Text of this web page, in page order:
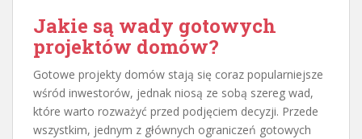
Jakie są wady gotowych
projektów domów?
Gotowe projekty domów stają się coraz popularniejsze
wśród inwestorów, jednak niosą ze sobą szereg wad,
które warto rozważyć przed podjęciem decyzji. Przede
wszystkim, jednym z głównych ograniczeń gotowych